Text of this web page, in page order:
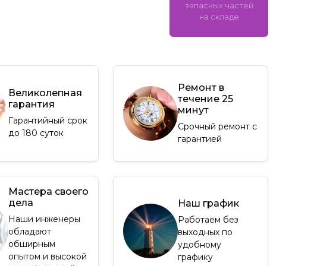
запасных частей
на складе
Великолепная
гарантия
Гарантийный срок
до 180 суток
Ремонт в
течение 25
минут
Срочный ремонт с
гарантией
Мастера своего
дела
Наши инженеры
обладают
обширным
опытом и высокой
Наш график
Работаем без
выходных по
удобному
графику